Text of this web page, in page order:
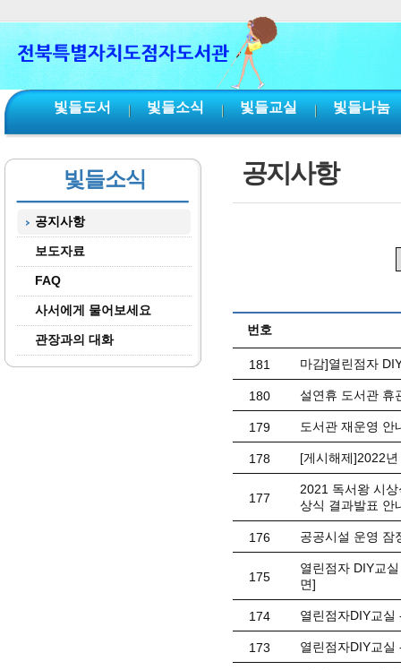
빛들도서 빛들소식 빛들교실 빛들나눔
빛들소식
공지사항
보도자료
FAQ
사서에게 물어보세요
관장과의 대화
공지사항
번호
181 마감]열린점자
180 설연휴 도서관 휴
179 도서관 재운영 안
178 [게시해제]2022
177
2021 독서왕 시
상식 결과발표 안
176 공공시설 운영 잠
175
열린점자 DIY교
면]
174 열린점자DIY교
173 열린점자DIY교